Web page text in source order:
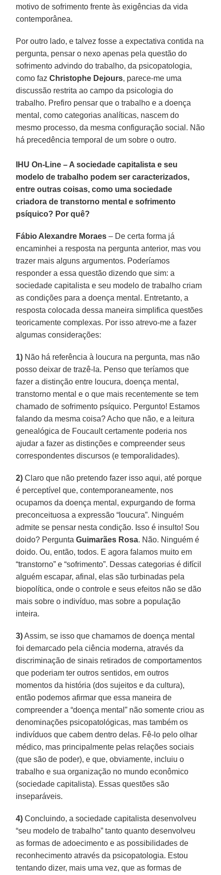
motivo de sofrimento frente às exigências da vida
contemporânea.
Por outro lado, e talvez fosse a expectativa contida na
pergunta, pensar o nexo apenas pela questão do
sofrimento advindo do trabalho, da psicopatologia,
como fazChristophe Dejours, parece-me uma
discussão restrita ao campo da psicologia do
trabalho. Prefiro pensar que o trabalho e a doença
mental, como categorias analíticas, nascem do
mesmo processo, da mesma configuração social. Não
há precedência temporal de um sobre o outro.
IHU On-Line – A sociedade capitalista e seu
modelo de trabalho podem ser caracterizados,
entre outras coisas, como uma sociedade
criadora de transtorno mental e sofrimento
psíquico? Por quê?
Fábio Alexandre Moraes– De certa forma já
encaminhei a resposta na pergunta anterior, mas vou
trazer mais alguns argumentos. Poderíamos
responder a essa questão dizendo que sim: a
sociedade capitalista e seu modelo de trabalho criam
as condições para a doença mental. Entretanto, a
resposta colocada dessa maneira simplifica questões
teoricamente complexas. Por isso atrevo-me a fazer
algumas considerações:
1) Não há referência à loucura na pergunta, mas não
posso deixar de trazê-la. Penso que teríamos que
fazer a distinção entre loucura, doença mental,
transtorno mental e o que mais recentemente se tem
chamado de sofrimento psíquico. Pergunto! Estamos
falando da mesma coisa? Acho que não, e a leitura
genealógica de Foucault certamente poderia nos
ajudar a fazer as distinções e compreender seus
correspondentes discursos (e temporalidades).
2) Claro que não pretendo fazer isso aqui, até porque
é perceptível que, contemporaneamente, nos
ocupamos da doença mental, expurgando de forma
preconceituosa a expressão “loucura”. Ninguém
admite se pensar nesta condição. Isso é insulto! Sou
doido? PerguntaGuimarães Rosa. Não. Ninguém é
doido. Ou, então, todos. E agora falamos muito em
“transtorno” e “sofrimento”. Dessas categorias é difícil
alguém escapar, afinal, elas são turbinadas pela
biopolítica, onde o controle e seus efeitos não se dão
mais sobre o indivíduo, mas sobre a população
inteira.
3)Assim, se isso que chamamos de doença mental
foi demarcado pela ciência moderna, através da
discriminação de sinais retirados de comportamentos
que poderiam ter outros sentidos, em outros
momentos da história (dos sujeitos e da cultura),
então podemos afirmar que essa maneira de
compreender a “doença mental” não somente criou as
denominações psicopatológicas, mas também os
indivíduos que cabem dentro delas. Fê-lo pelo olhar
médico, mas principalmente pelas relações sociais
(que são de poder), e que, obviamente, incluiu o
trabalho e sua organização no mundo econômico
(sociedade capitalista). Essas questões são
inseparáveis.
4) Concluindo, a sociedade capitalista desenvolveu
“seu modelo de trabalho” tanto quanto desenvolveu
as formas de adoecimento e as possibilidades de
reconhecimento através da psicopatologia. Estou
tentando dizer, mais uma vez, que as formas de